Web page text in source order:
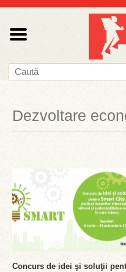
Dezvoltare
Concurs de idei şi soluţii